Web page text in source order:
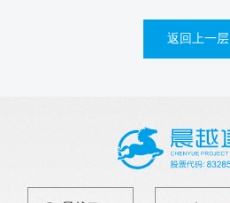
返回上一层